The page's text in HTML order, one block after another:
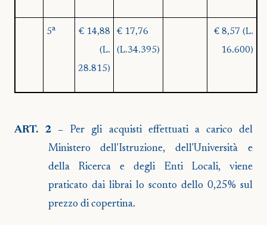
5a € 14,88
(L.
28.815)
€ 17,76
(L.34.395)
€ 8,57 (L.
16.600)
ART. 2 – Per gli acquisti effettuati a carico del
Ministero dell'Istruzione, dell'Università e
della Ricerca e degli Enti Locali, viene
praticato dai librai lo sconto dello 0,25% sul
prezzo di copertina.